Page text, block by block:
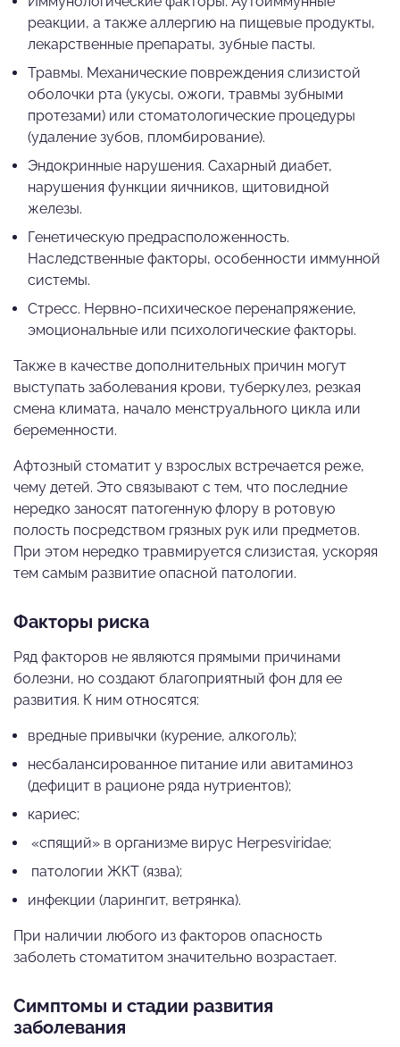
реакции, а также аллергию на пищевые продукты,
лекарственные препараты, зубные пасты.
Травмы. Механические повреждения слизистой
оболочки рта (укусы, ожоги, травмы зубными
протезами) или стоматологические процедуры
(удаление зубов, пломбирование).
Эндокринные нарушения. Сахарный диабет,
нарушения функции яичников, щитовидной
железы.
Генетическую предрасположенность.
Наследственные факторы, особенности иммунной
системы.
Стресс. Нервно-психическое перенапряжение,
эмоциональные или психологические факторы.
Также в качестве дополнительных причин могут
выступать заболевания крови, туберкулез, резкая
смена климата, начало менструального цикла или
беременности.
Афтозный стоматит у взрослых встречается реже,
чему детей. Это связывают с тем, что последние
нередко заносят патогенную флору в ротовую
полость посредством грязных рук или предметов.
При этом нередко травмируется слизистая, ускоряя
тем самым развитие опасной патологии.
Факторы риска
Ряд факторов не являются прямыми причинами
болезни, но создают благоприятный фон для ее
развития. К ним относятся:
вредные привычки (курение, алкоголь);
несбалансированное питание или авитаминоз
(дефицит в рационе ряда нутриентов);
кариес;
«спящий» в организме вирус Herpesviridae;
патологии ЖКТ (язва);
инфекции (ларингит, ветрянка).
При наличии любого из факторов опасность
заболеть стоматитом значительно возрастает.
Симптомы и стадии развития
заболевания